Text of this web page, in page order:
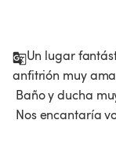
Un lugar
anfitrión muy
Nos encantaría